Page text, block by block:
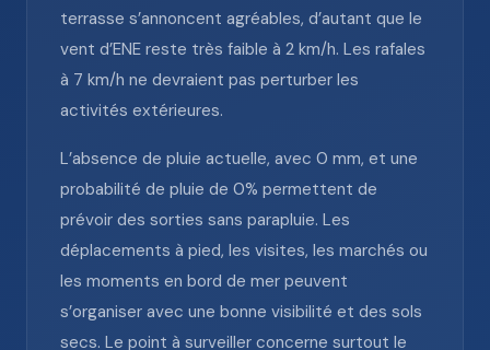
terrasse s’annoncent agréables, d’autant que le
vent d’ENE reste très faible à 2 km/h. Les rafales
à 7 km/h ne devraient pas perturber les
activités extérieures.
L’absence de pluie actuelle, avec 0 mm, et une
probabilité de pluie de 0% permettent de
prévoir des sorties sans parapluie. Les
déplacements à pied, les visites, les marchés ou
les moments en bord de mer peuvent
s’organiser avec une bonne visibilité et des sols
secs. Le point à surveiller concerne surtout le